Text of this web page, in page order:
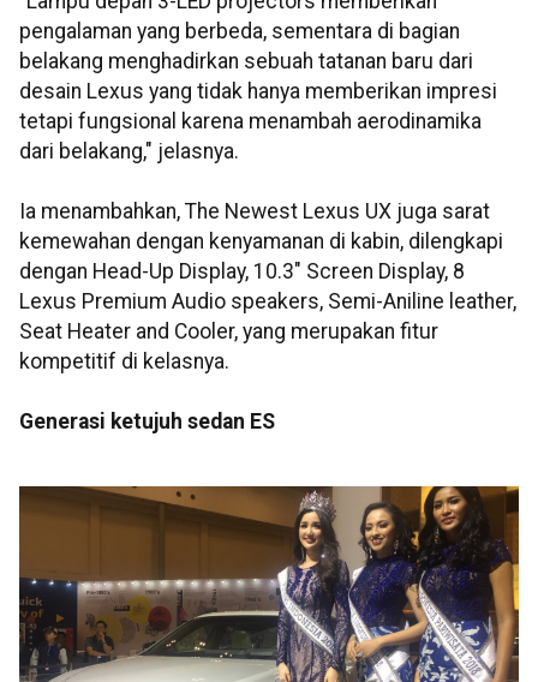
pengalaman yang berbeda, sementara di bagian
belakang menghadirkan sebuah tatanan baru dari
desain Lexus yang tidak hanya memberikan impresi
tetapi fungsional karena menambah aerodinamika
dari belakang," jelasnya.
Ia menambahkan, The Newest Lexus UX juga sarat
kemewahan dengan kenyamanan di kabin, dilengkapi
dengan Head-Up Display, 10.3" Screen Display, 8
Lexus Premium Audio speakers, Semi-Aniline leather,
Seat Heater and Cooler, yang merupakan fitur
kompetitif di kelasnya.
Generasi ketujuh sedan ES